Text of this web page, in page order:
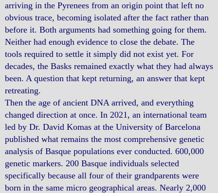
arriving in the Pyrenees from an origin point that left no
obvious trace, becoming isolated after the fact rather than
before it. Both arguments had something going for them.
Neither had enough evidence to close the debate. The
tools required to settle it simply did not exist yet. For
decades, the Basks remained exactly what they had always
been. A question that kept returning, an answer that kept
retreating.
Then the age of ancient DNA arrived, and everything
changed direction at once. In 2021, an international team
led by Dr. David Komas at the University of Barcelona
published what remains the most comprehensive genetic
analysis of Basque populations ever conducted. 600,000
genetic markers. 200 Basque individuals selected
specifically because all four of their grandparents were
born in the same micro geographical areas. Nearly 2,000